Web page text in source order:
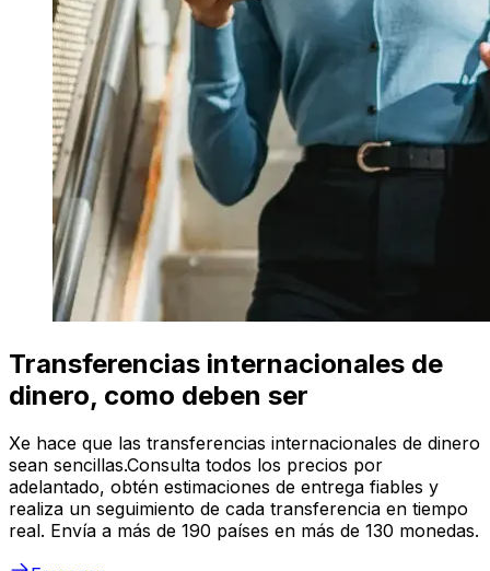
Transferencias internacionales de
dinero, como deben ser
Xe hace que las transferencias internacionales de dinero
sean sencillas.Consulta todos los precios por
adelantado, obtén estimaciones de entrega fiables y
realiza un seguimiento de cada transferencia en tiempo
real. Envía a más de 190 países en más de 130 monedas.